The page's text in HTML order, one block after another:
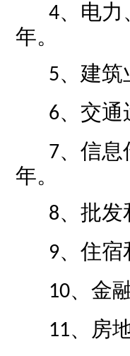
4、电力
年。
5、建筑
6、交通
7、信息
年。
8、批发
9、住宿
10、金
11、房